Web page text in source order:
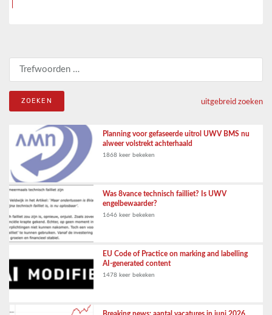
uitgebreid zoeken
Planning voor gefaseerde uitrol UWV BMS nu
alweer volstrekt achterhaald
1868 keer bekeken
Was 8vance technisch failliet? Is UWV
engelbewaarder?
1646 keer bekeken
EU Code of Practice on marking and labelling
AI-generated content
1478 keer bekeken